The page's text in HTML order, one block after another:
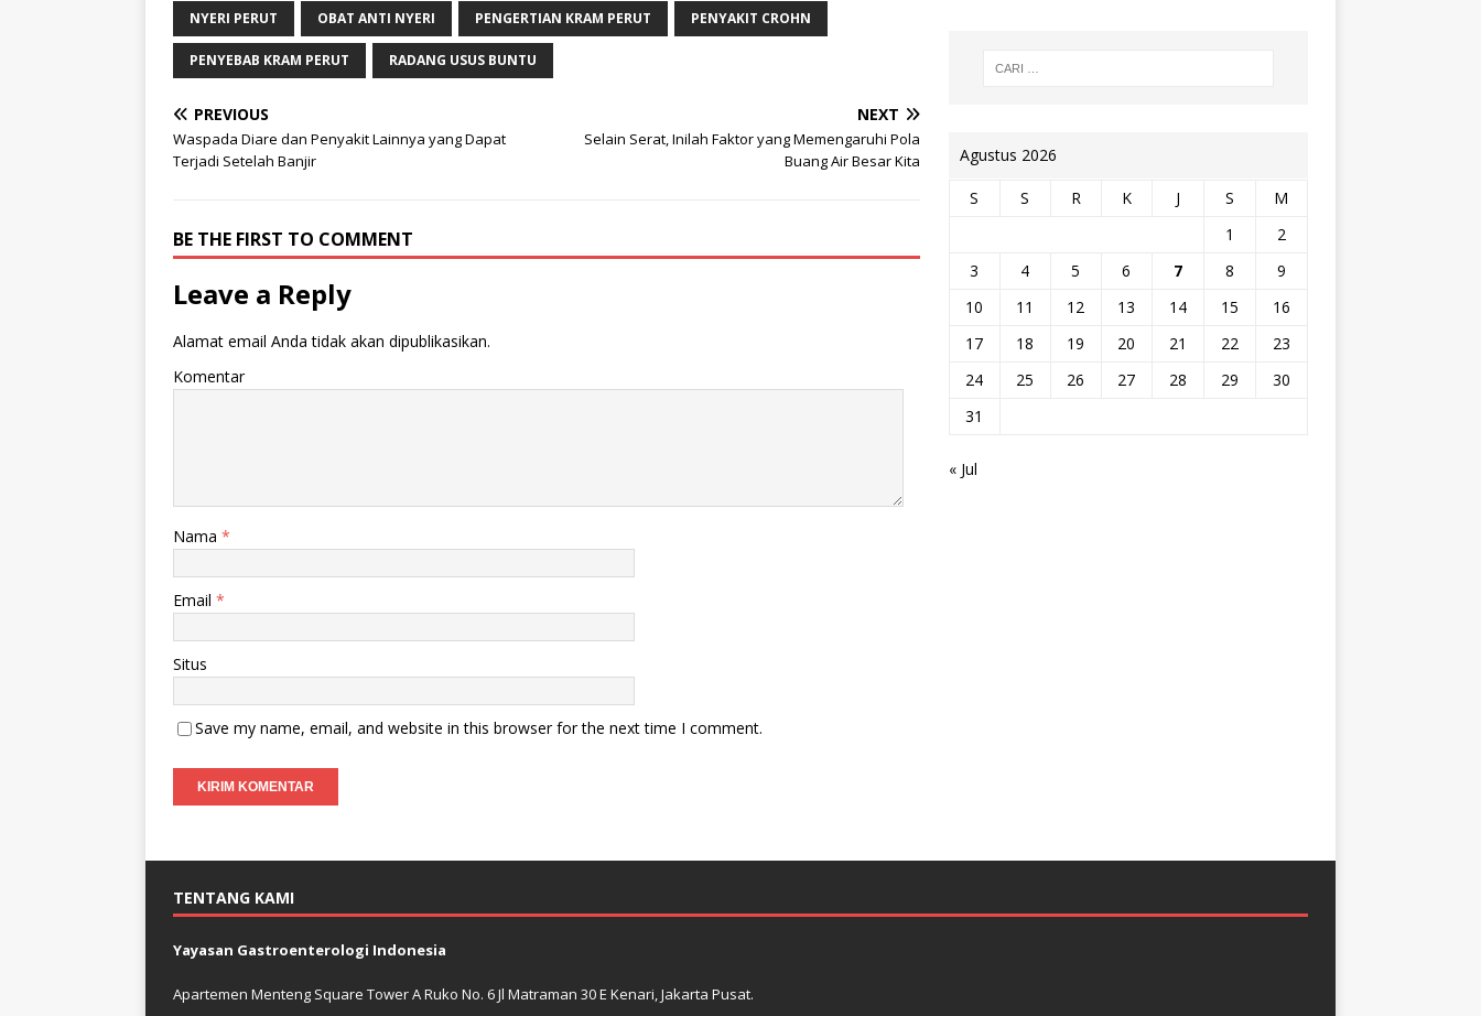
NYERI PERUT OBAT ANTI NYERI PENGERTIAN KRAM PERUT PENYAKIT CROHN
PENYEBAB KRAM PERUT RADANG USUS BUNTU
PREVIOUS
Waspada Diare dan Penyakit Lainnya yang Dapat
Terjadi Setelah Banjir
NEXT
Selain Serat, Inilah Faktor yang Memengaruhi Pola
Buang Air Besar Kita
BE THE FIRST TO COMMENT
Leave a Reply
Alamat email Anda tidak akan dipublikasikan.
Komentar
Nama *
Email *
Situs
Save my name, email, and website in this browser for the next time I comment.
Agustus 2026
S S R K J S
M
1
2
3
4 5 6 7 8
9
10
11 12 13 14 15
16
17
18 19 20 21 22
23
24
25 26 27 28 29
30
31
« Jul
TENTANG KAMI
Yayasan Gastroenterologi Indonesia
Apartemen Menteng Square Tower A Ruko No. 6 Jl Matraman 30 E Kenari, Jakarta Pusat.